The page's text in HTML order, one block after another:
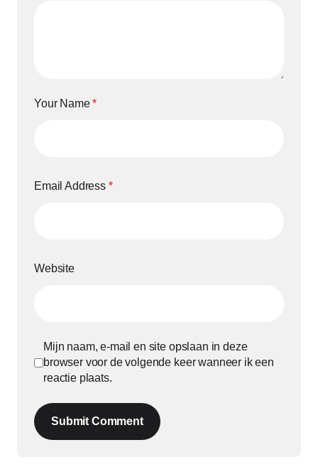
Your Name*
Email Address *
Website
Mijn naam, e-mail en site opslaan in deze
browser voor de volgende keer wanneer ik een
reactie plaats.
Submit Comment